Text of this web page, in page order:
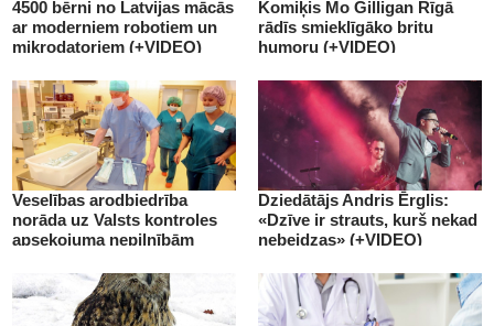
4500 bērni no Latvijas mācās
ar moderniem robotiem un
mikrodatoriem (+VIDEO)
Komiķis Mo Gilligan Rīgā
rādīs smieklīgāko britu
humoru (+VIDEO)
Veselības arodbiedrība
norāda uz Valsts kontroles
apsekojuma nepilnībām
Dziedātājs Andris Ērglis:
«Dzīve ir strauts, kurš nekad
nebeidzas» (+VIDEO)